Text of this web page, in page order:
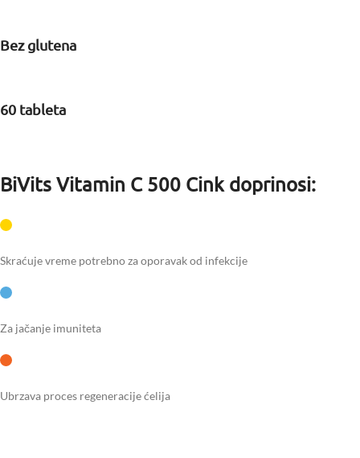
Bez glutena
60 tableta
BiVits Vitamin C 500 Cink doprinosi:
Skraćuje vreme potrebno za oporavak od infekcije
Za jačanje imuniteta
Ubrzava proces regeneracije ćelija